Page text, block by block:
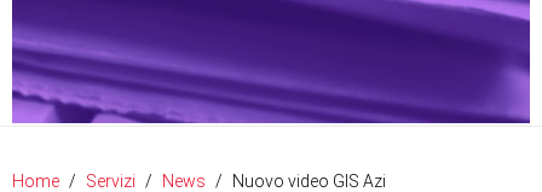
Home Servizi News Nuovo video GIS Azi